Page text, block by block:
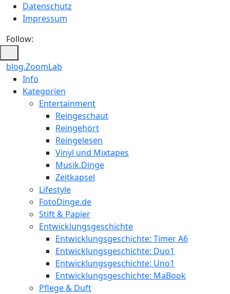
Datenschutz
Impressum
Follow:
blog.ZoomLab
Info
Kategorien
Entertainment
Reingeschaut
Reingehört
Reingelesen
Vinyl und Mixtapes
Musik.Dinge
Zeitkapsel
Lifestyle
FotoDinge.de
Stift & Papier
Entwicklungsgeschichte
Entwicklungsgeschichte: Timer A6
Entwicklungsgeschichte: Duo1
Entwicklungsgeschichte: Uno1
Entwicklungsgeschichte: MaBook
Pflege & Duft